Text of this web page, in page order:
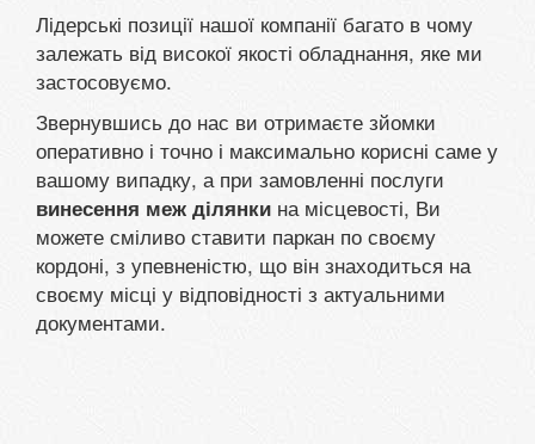
Лідерські позиції нашої компанії багато в чому
залежать від високої якості обладнання, яке ми
застосовуємо.
Звернувшись до нас ви отримаєте зйомки
оперативно і точно і максимально корисні саме у
вашому випадку, а при замовленні послуги
винесення меж ділянки на місцевості, Ви
можете сміливо ставити паркан по своєму
кордоні, з упевненістю, що він знаходиться на
своєму місці у відповідності з актуальними
документами.